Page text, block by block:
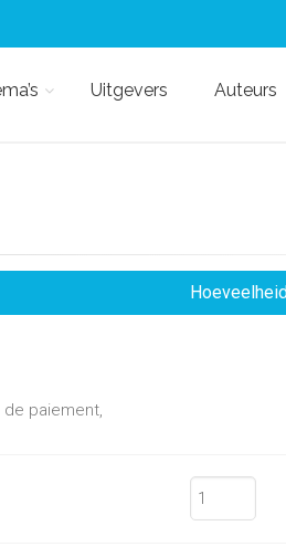
Uitgevers Auteurs
paiement,